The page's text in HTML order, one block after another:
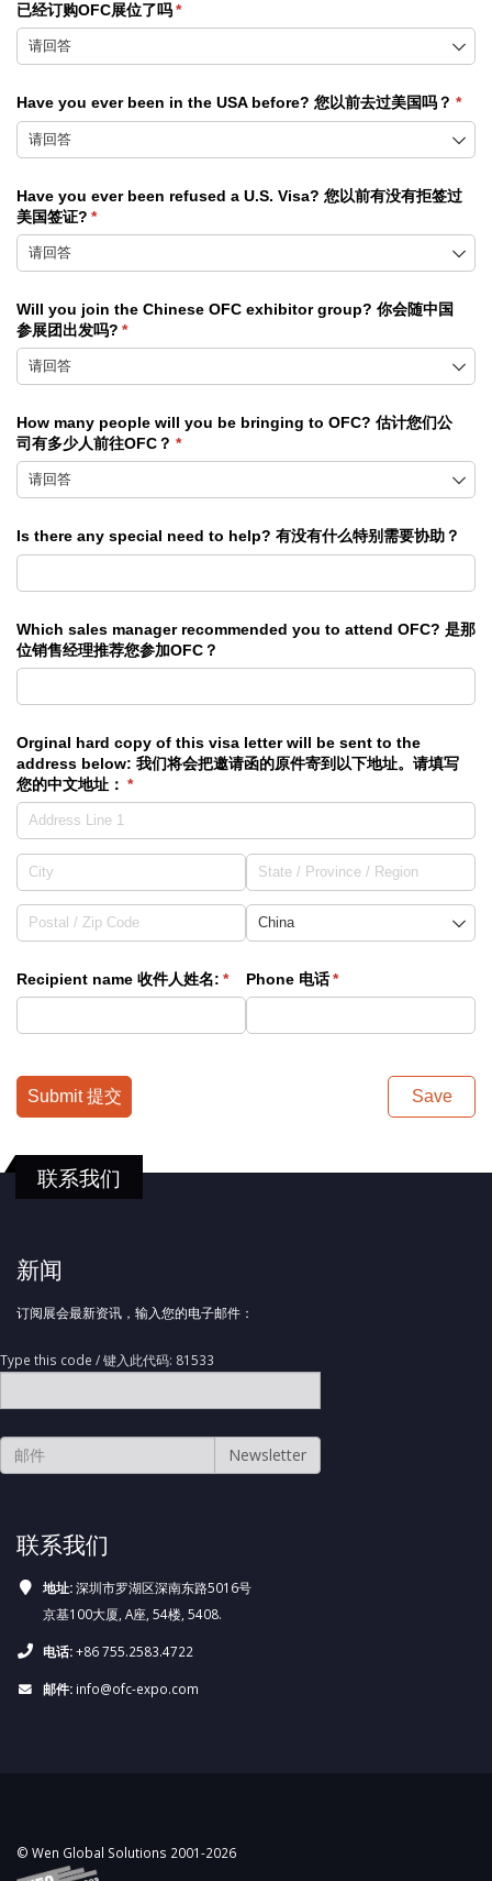
已经订购OFC展位了吗*
(required)
Have you ever been in the USA before? 您以前去过美国吗？ *
Have you ever been refused a U.S. Visa? 您以前有没有拒签过
美国签证? *
(required)
Will you join the Chinese OFC exhibitor group? 你会随中国
参展团出发吗? *
(required)
How many people will you be bringing to OFC? 估计您们公
司有多少人前往OFC？ *
(required)
Is there any special need to help? 有没有什么特别需要协助？
Which sales manager recommended you to attend OFC? 是那
位销售经理推荐您参加OFC？
Orginal hard copy of this visa letter will be sent to the
address below: 我们将会把邀请函的原件寄到以下地址。请填写
您的中文地址： *
(required)
Recipient name 收件人姓名: *
(required)
Phone 电话*
(required)
Submit 提交 Save
联系我们
新闻
订阅展会最新资讯，输入您的电子邮件：
Type this code / 键入此代码: 81533
联系我们
地址:深圳市罗湖区深南东路5016号
京基100大厦, A座, 54楼, 5408.
电话:+86 755.2583.4722
邮件: info@ofc-expo.com
© Wen Global Solutions 2001-2026